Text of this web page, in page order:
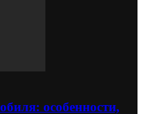
особенности,